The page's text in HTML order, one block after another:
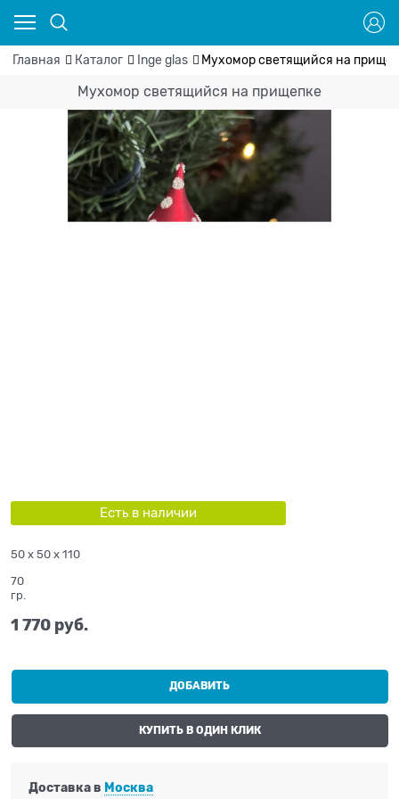
Главная Каталог Inge glas Мухомор светящийся на
Мухомор светящийся на прищепке
Есть в наличии
50 x 50 x 110
70
гр.
1 770 руб.
ДОБАВИТЬ
КУПИТЬ В ОДИН КЛИК
Доставка в Москва